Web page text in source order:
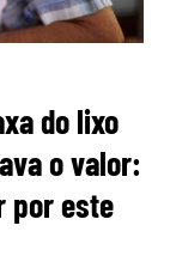
do lixo
o valor:
por este